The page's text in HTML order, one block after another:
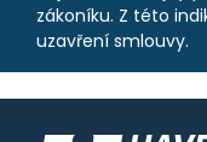
zákoníku. Z této
uzavření smlouvy.